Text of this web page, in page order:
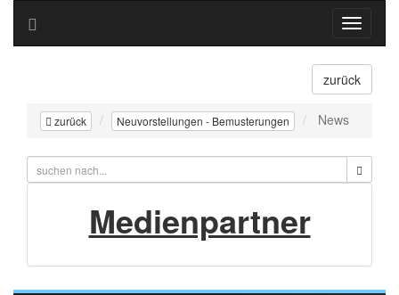
Toggle
zurück
zurück Neuvorstellungen - Bemusterungen News
Medienpartner